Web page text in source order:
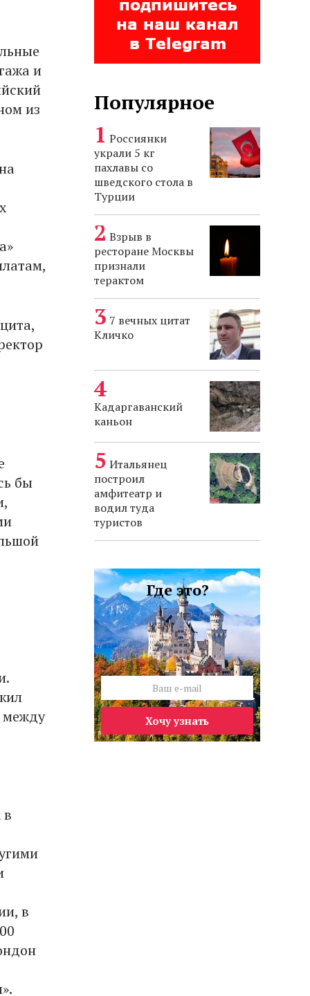
и
из
бы
между
в
в
Популярное
Россиянки
украли 5 кг
пахлавы со
шведского стола в
Турции
Взрыв в
ресторане Москвы
признали
терактом
7 вечных цитат
Кличко
Кадаргаванский
каньон
Итальянец
построил
амфитеатр и
водил туда
туристов
Где это?
Хочу узнать